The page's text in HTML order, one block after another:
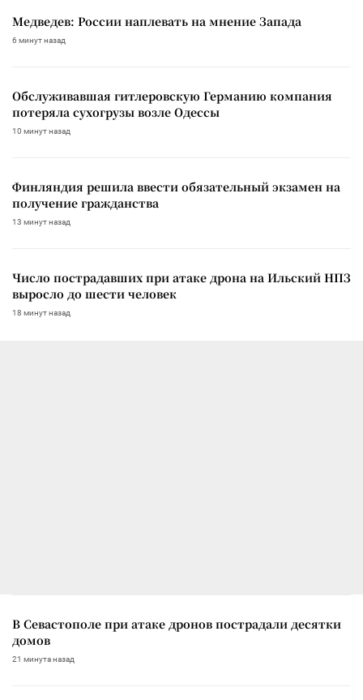
Медведев: России наплевать на мнение Запада
6 минут назад
Обслуживавшая гитлеровскую Германию компания
потеряла сухогрузы возле Одессы
10 минут назад
Финляндия решила ввести обязательный экзамен на
получение гражданства
13 минут назад
Число пострадавших при атаке дрона на Ильский НПЗ
выросло до шести человек
18 минут назад
В Севастополе при атаке дронов пострадали десятки
домов
21 минута назад